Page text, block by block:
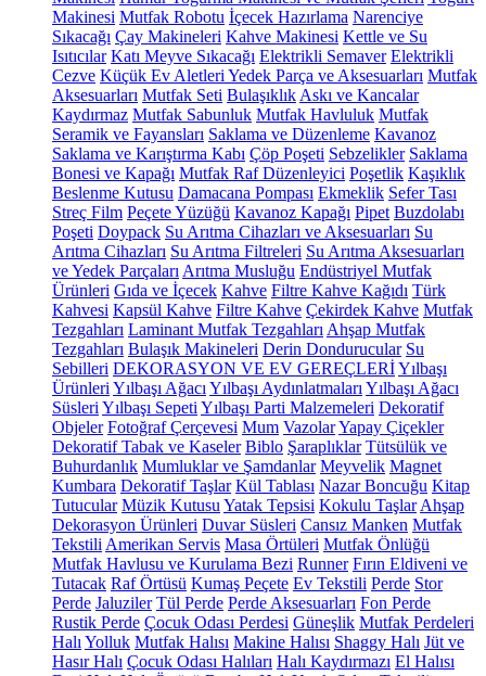
Makinesi Mutfak Robotu İçecek Hazırlama Narenciye
Sıkacağı Çay Makineleri Kahve Makinesi Kettle ve Su
Isıtıcılar Katı Meyve Sıkacağı Elektrikli Semaver Elektrikli
Cezve Küçük Ev Aletleri Yedek Parça ve Aksesuarları Mutfak
Aksesuarları Mutfak Seti Bulaşıklık Askı ve Kancalar
Kaydırmaz Mutfak Sabunluk Mutfak Havluluk Mutfak
Seramik ve Fayansları Saklama ve Düzenleme Kavanoz
Saklama ve Karıştırma Kabı Çöp Poşeti Sebzelikler Saklama
Bonesi ve Kapağı Mutfak Raf Düzenleyici Poşetlik Kaşıklık
Beslenme Kutusu Damacana Pompası Ekmeklik Sefer Tası
Streç Film Peçete Yüzüğü Kavanoz Kapağı Pipet Buzdolabı
Poşeti Doypack Su Arıtma Cihazları ve Aksesuarları Su
Arıtma Cihazları Su Arıtma Filtreleri Su Arıtma Aksesuarları
ve Yedek Parçaları Arıtma Musluğu Endüstriyel Mutfak
Ürünleri Gıda ve İçecek Kahve Filtre Kahve Kağıdı Türk
Kahvesi Kapsül Kahve Filtre Kahve Çekirdek Kahve Mutfak
Tezgahları Laminant Mutfak Tezgahları Ahşap Mutfak
Tezgahları Bulaşık Makineleri Derin Dondurucular Su
Sebilleri DEKORASYON VE EV GEREÇLERİYılbaşı
Ürünleri Yılbaşı Ağacı Yılbaşı Aydınlatmaları Yılbaşı Ağacı
Süsleri Yılbaşı Sepeti Yılbaşı Parti Malzemeleri Dekoratif
Objeler Fotoğraf Çerçevesi Mum VazolarYapay Çiçekler
Dekoratif Tabak ve Kaseler Biblo Şaraplıklar Tütsülük ve
Buhurdanlık Mumluklar ve Şamdanlar Meyvelik Magnet
Kumbara Dekoratif Taşlar Kül Tablası Nazar Boncuğu Kitap
Tutucular Müzik Kutusu Yatak Tepsisi Kokulu Taşlar Ahşap
Dekorasyon Ürünleri Duvar Süsleri Cansız Manken Mutfak
Tekstili Amerikan Servis Masa Örtüleri Mutfak Önlüğü
Mutfak Havlusu ve Kurulama Bezi Runner Fırın Eldiveni ve
Tutacak Raf Örtüsü Kumaş Peçete Ev Tekstili Perde Stor
Perde Jaluziler Tül Perde Perde Aksesuarları Fon Perde
Rustik Perde Çocuk Odası Perdesi Güneşlik Mutfak Perdeleri
Halı Yolluk Mutfak Halısı Makine Halısı Shaggy Halı Jüt ve
Hasır Halı Çocuk Odası Halıları Halı Kaydırmazı El Halısı